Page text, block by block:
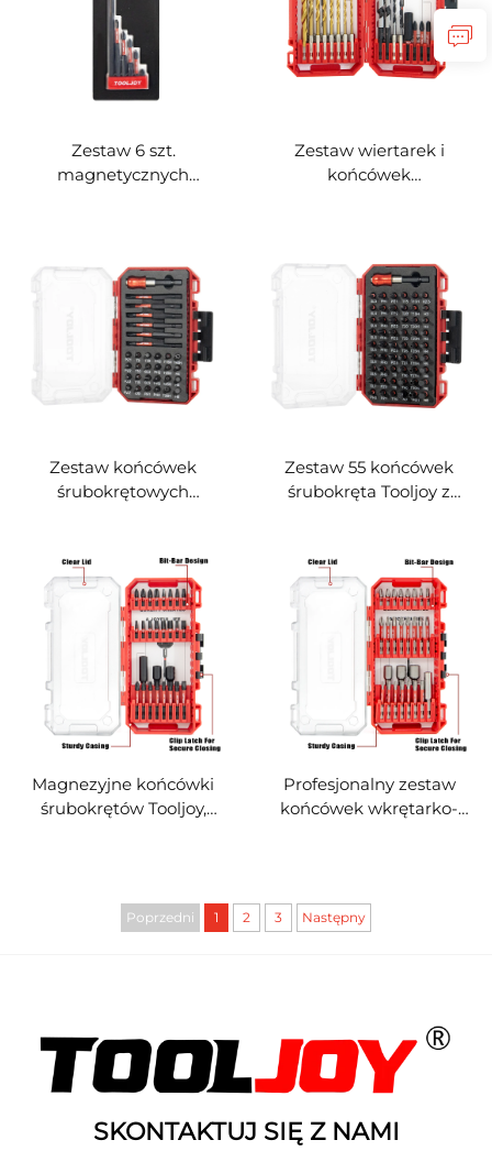
Zestaw 6 szt.
magnetycznych
stali S2, długość 25–150
mm, do śrubokrętów
udarowych i
elektrycznych
Zestaw wiertarek i
końcówek
wysokostopowej stali
szybkotnącej (HSS) z
powłoką tytanową, wierty
do drewna typu spade,
uniwersalny zestaw
wierteł wraz z etui do
Zestaw końcówek
śrubokrętowych
szybkozamienialnym i
etui do przechowywania –
przeznaczony zarówno do
użytku domowego (DIY),
jak i profesjonalnego
Zestaw 55 końcówek
śrubokręta Tooljoy z
przechowywania – zestaw
końcówek
zabezpieczających do
wiertarek elektrycznych i
narzędzi ręcznych
Magnezyjne końcówki
śrubokrętów Tooljoy,
wbijarek udarowych.
Profesjonalny zestaw
końcówek wkrętarko-
narzędzi elektrycznych.
Poprzedni 1 2 3 Następny
SKONTAKTUJ SIĘ Z NAMI